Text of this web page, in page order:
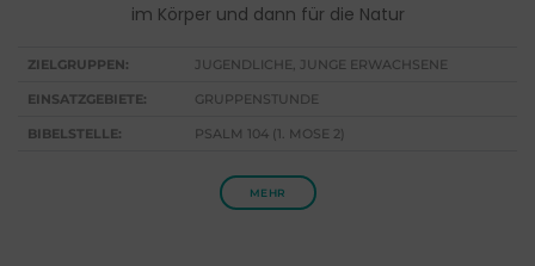
im Körper und dann für die Natur
ZIELGRUPPEN: JUGENDLICHE, JUNGE ERWACHSENE
EINSATZGEBIETE: GRUPPENSTUNDE
BIBELSTELLE: PSALM 104 (1. MOSE 2)
MEHR